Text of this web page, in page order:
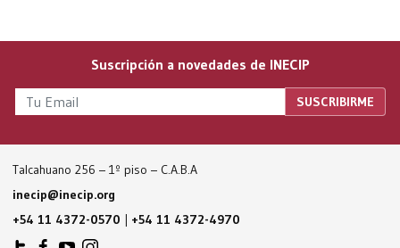
Suscripción a novedades de INECIP
Talcahuano 256 – 1º piso – C.A.B.A
inecip@inecip.org
+54 11 4372-0570 | +54 11 4372-4970